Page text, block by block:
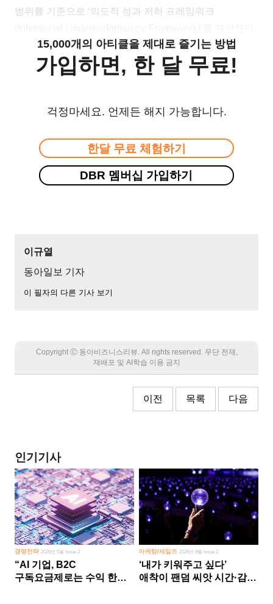
범위를 기준으로 ‘의도적 성과 저하 프레임워크
15,000개의 아티클을 제대로 즐기는 방법
가입하면, 한 달 무료!
걱정마세요. 언제든 해지 가능합니다.
한달 무료 체험하기
DBR 멤버십 가입하기
이규열
동아일보 기자
이 필자의 다른 기사 보기
Copyright Ⓒ 동아비즈니스리뷰. All rights reserved. 무단 전재,
재배포 및 AI학습 이용 금지
이전 목록 다음
인기기사
경영전략 2026년 5월 Issue 2
“AI 기업, B2C
구독요금제로는 수익 한계
마케팅/세일즈 2026년 8월 Issue 1
‘내가 키워주고 싶다’
애착이 팬덤 씨앗 시간·감정